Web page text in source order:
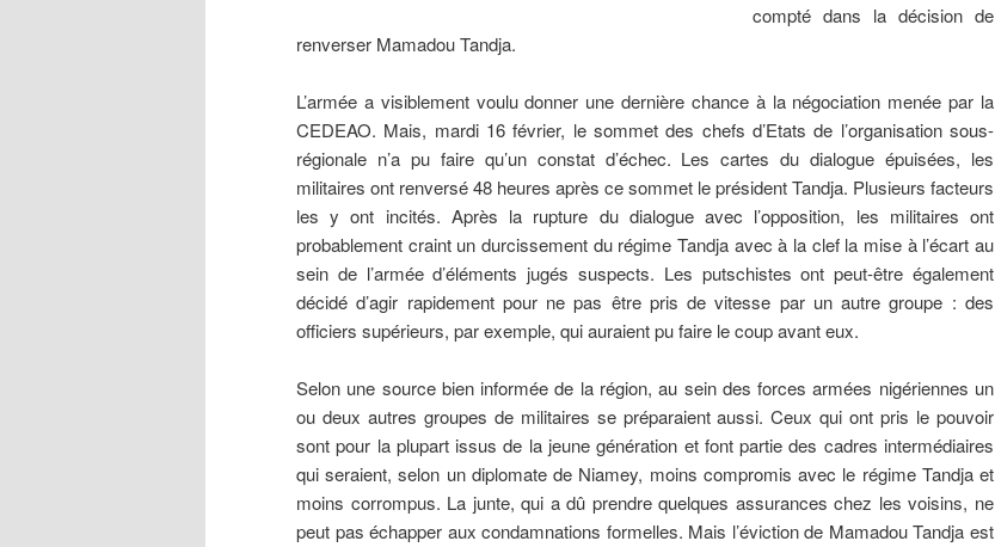
compté dans la décision de
renverser Mamadou Tandja.
L’armée a visiblement voulu donner une dernière chance à la négociation menée par la
CEDEAO. Mais, mardi 16 février, le sommet des chefs d’Etats de l’organisation sous-
régionale n’a pu faire qu’un constat d’échec. Les cartes du dialogue épuisées, les
militaires ont renversé 48 heures après ce sommet le président Tandja. Plusieurs facteurs
les y ont incités. Après la rupture du dialogue avec l’opposition, les militaires ont
probablement craint un durcissement du régime Tandja avec à la clef la mise à l’écart au
sein de l’armée d’éléments jugés suspects. Les putschistes ont peut-être également
décidé d’agir rapidement pour ne pas être pris de vitesse par un autre groupe : des
officiers supérieurs, par exemple, qui auraient pu faire le coup avant eux.
Selon une source bien informée de la région, au sein des forces armées nigériennes un
ou deux autres groupes de militaires se préparaient aussi. Ceux qui ont pris le pouvoir
sont pour la plupart issus de la jeune génération et font partie des cadres intermédiaires
qui seraient, selon un diplomate de Niamey, moins compromis avec le régime Tandja et
moins corrompus. La junte, qui a dû prendre quelques assurances chez les voisins, ne
peut pas échapper aux condamnations formelles. Mais l’éviction de Mamadou Tandja est